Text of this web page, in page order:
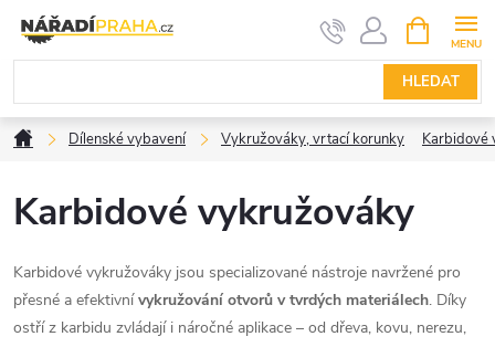
obsah
HLEDAT
NÁKUPNÍ
KOŠÍK
DomůDílenské vybavení Vykružováky, vrtací korunky Karbidové
Karbidové vykružováky
Karbidové vykružováky jsou specializované nástroje navržené pro
přesné a efektivnívykružování otvorů v tvrdých materiálech. Díky
ostří z karbidu zvládají i náročné aplikace – od dřeva, kovu, nerezu,